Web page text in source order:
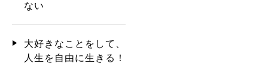
ない
大好きなことをして、
人生を自由に生きる！